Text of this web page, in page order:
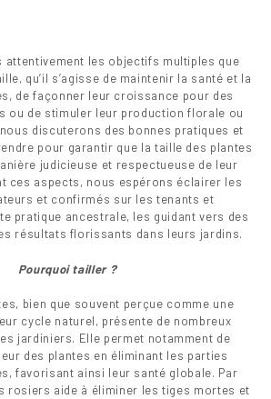
attentivement les objectifs multiples que
qu’il s’agisse de maintenir la santé et la
de façonner leur croissance pour des
ou de stimuler leur production florale ou
discuterons des bonnes pratiques et
pour garantir que la taille des plantes
judicieuse et respectueuse de leur
ces aspects, nous espérons éclairer les
et confirmés sur les tenants et
pratique ancestrale, les guidant vers des
résultats florissants dans leurs jardins.
Pourquoi tailler ?
bien que souvent perçue comme une
cycle naturel, présente de nombreux
jardiniers. Elle permet notamment de
des plantes en éliminant les parties
favorisant ainsi leur santé globale. Par
rosiers aide à éliminer les tiges mortes et